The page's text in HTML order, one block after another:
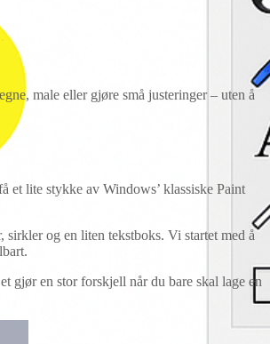
male eller gjøre små justeringer – uten å
et lite stykke av Windows’ klassiske Paint
og en liten tekstboks. Vi startet med å
gjør en stor forskjell når du bare skal lage en